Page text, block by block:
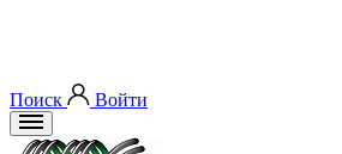
Поиск Войти